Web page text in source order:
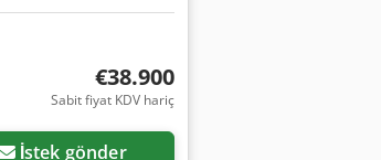
€38.900
Sabit fiyat KDV hariç
İstek gönder